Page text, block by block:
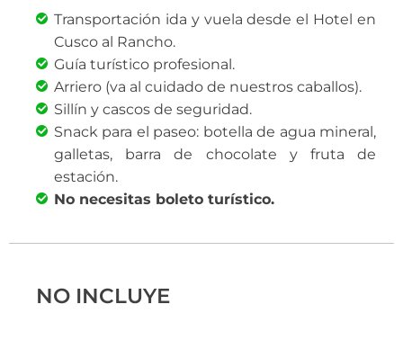
Transportación ida y vuela desde el Hotel en
Cusco al Rancho.
Guía turístico profesional.
Arriero (va al cuidado de nuestros caballos).
Sillín y cascos de seguridad.
Snack para el paseo: botella de agua mineral,
galletas, barra de chocolate y fruta de
estación.
No necesitas boleto turístico.
NO INCLUYE